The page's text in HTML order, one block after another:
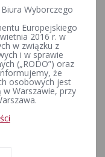
r. w
Sojuszu
o
Wyborczego
Europejskiego
2016 r. w
w związku z
i w sprawie
(„RODO”) oraz
że
osobowych jest
Warszawie, przy